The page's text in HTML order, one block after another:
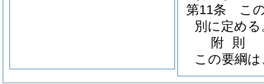
第11条
こ
別に定める
附 則
この要綱